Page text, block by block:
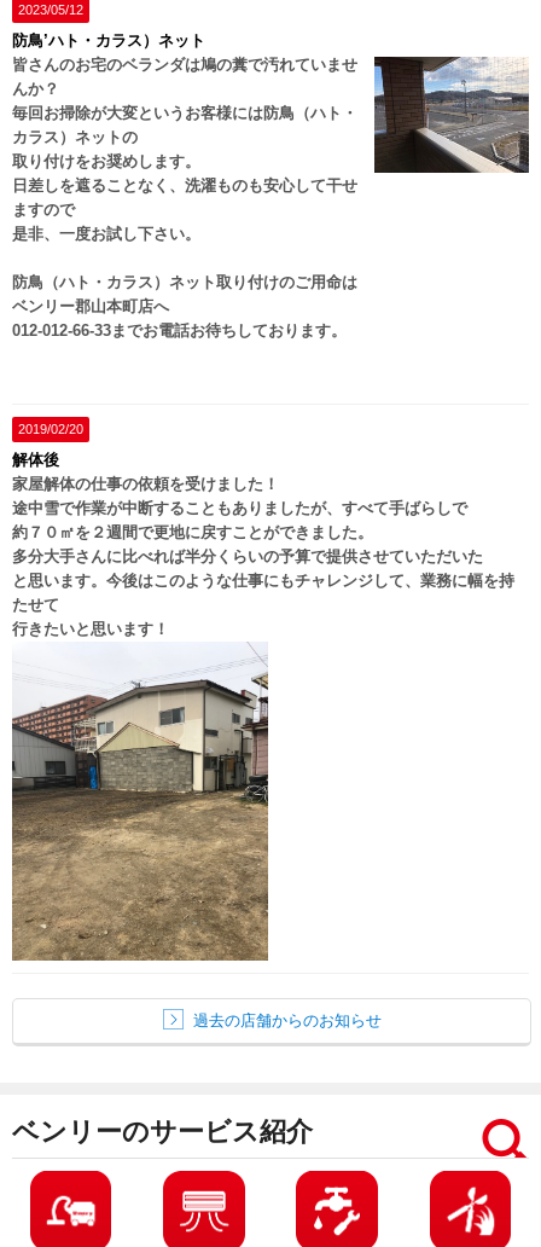
2023/05/12
防鳥’ハト・カラス）ネット
皆さんのお宅のベランダは鳩の糞で汚れていませ
んか？
毎回お掃除が大変というお客様には防鳥（ハト・
カラス）ネットの
取り付けをお奨めします。
日差しを遮ることなく、洗濯ものも安心して干せ
ますので
是非、一度お試し下さい。
防鳥（ハト・カラス）ネット取り付けのご用命は
ベンリー郡山本町店へ
012-012-66-33までお電話お待ちしております。
2019/02/20
解体後
家屋解体の仕事の依頼を受けました！
途中雪で作業が中断することもありましたが、すべて手ばらしで
約７０㎡を２週間で更地に戻すことができました。
多分大手さんに比べれば半分くらいの予算で提供させていただいた
と思います。今後はこのような仕事にもチャレンジして、業務に幅を持
たせて
行きたいと思います！
過去の店舗からのお知らせ
ベンリーのサービス紹介